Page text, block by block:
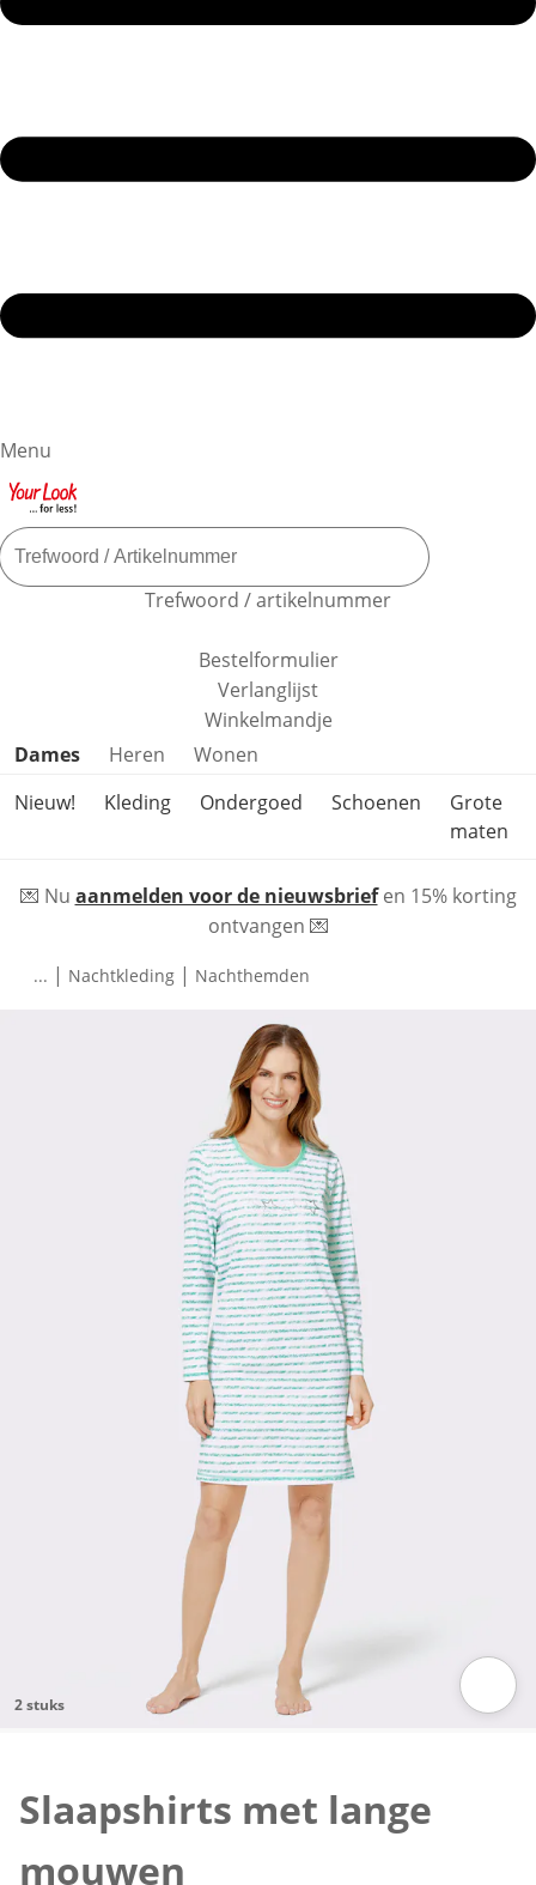
Menu
Trefwoord / artikelnummer
Bestelformulier
Verlanglijst
Winkelmandje
Productcategorieën overslaan
Dames Heren
Wonen
Nieuw!
Kleding Ondergoed Schoenen
Grote
maten
💌 Nu aanmelden voor de nieuwsbriefen 15% korting
ontvangen 💌
... | Nachtkleding | Nachthemden
2 stuks
Slaapshirts met lange
mouwen